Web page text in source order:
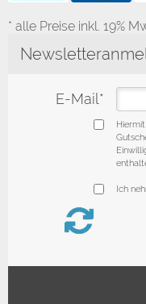
* alle Preise inkl. 19%